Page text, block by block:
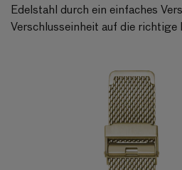
Edelstahl durch ein einfaches
Verschlusseinheit auf die richtige